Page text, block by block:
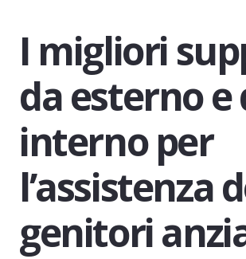
I migliori
da esterno e
interno per
l’assistenza
genitori